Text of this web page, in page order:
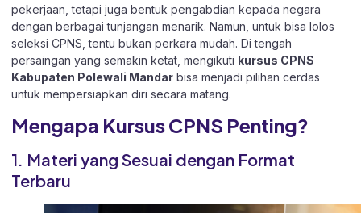
pekerjaan, tetapi juga bentuk pengabdian kepada negara
dengan berbagai tunjangan menarik. Namun, untuk bisa lolos
seleksi CPNS, tentu bukan perkara mudah. Di tengah
persaingan yang semakin ketat, mengikuti kursus CPNS
Kabupaten Polewali Mandar bisa menjadi pilihan cerdas
untuk mempersiapkan diri secara matang.
Mengapa Kursus CPNS Penting?
1. Materi yang Sesuai dengan Format
Terbaru